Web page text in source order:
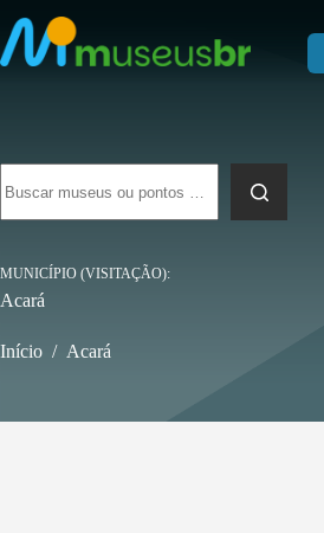
para
o
conteúdo
resultados
MUNICÍPIO (VISITAÇÃO)
Acará
Início / Acará